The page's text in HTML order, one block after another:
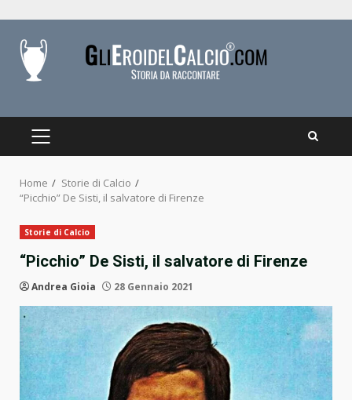
content
PRIMARY
Home
Storie di Calcio
“Picchio” De Sisti, il salvatore di Firenze
Storie di Calcio
“Picchio” De Sisti, il salvatore di Firenze
Andrea Gioia 28 Gennaio 2021